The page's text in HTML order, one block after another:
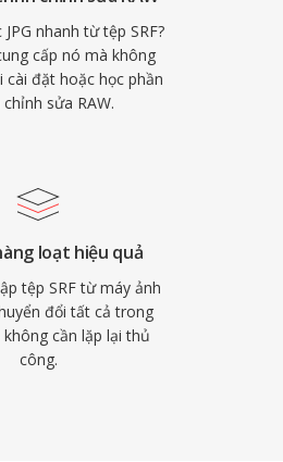
nhanh từ tệp SRF?
cấp nó mà không
cài đặt hoặc học phần
sửa RAW.
loạt hiệu quả
tệp SRF từ máy ảnh
đổi tất cả trong
cần lặp lại thủ
công.